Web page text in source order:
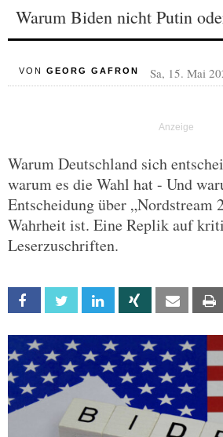
Warum Biden nicht Putin
VON GEORG GAFRON Sa, 15. Mai
Warum Deutschland sich
warum es die Wahl hat - Und
Entscheidung über „Nordstream
Wahrheit ist. Eine Replik auf
Leserzuschriften.
Facebook Twitter Linkedin Xing Email